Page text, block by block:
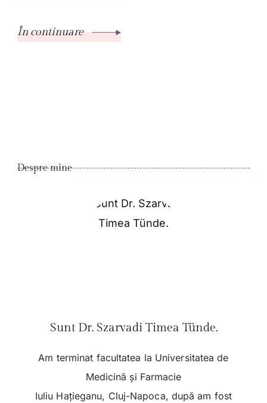
În continuare
Despre mine
Sunt Dr. Szarvadi Timea Tünde.
Am terminat facultatea la Universitatea de
Medicină și Farmacie
Iuliu Hațieganu, Cluj-Napoca, după am fost